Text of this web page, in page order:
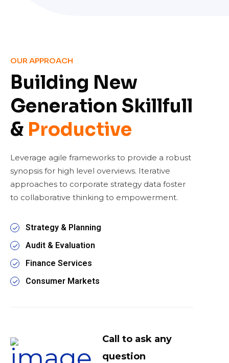
OUR APPROACH
Building New
Generation Skillfull
& Productive
Leverage agile frameworks to provide a robust
synopsis for high level overviews. Iterative
approaches to corporate strategy data foster
to collaborative thinking to empowerment.
Strategy & Planning
Audit & Evaluation
Finance Services
Consumer Markets
Call to ask any
question